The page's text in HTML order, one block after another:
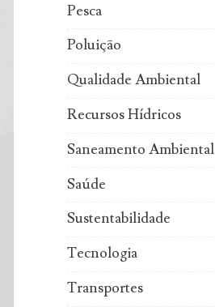
Pesca
Poluição
Qualidade Ambiental
Recursos Hídricos
Saneamento Ambiental
Saúde
Sustentabilidade
Tecnologia
Transportes